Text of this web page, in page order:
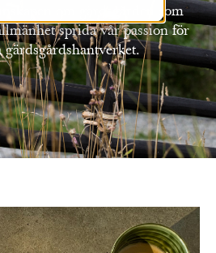
om gärdsgården som
sprida vår passion för
gärdsgårdshantverket.